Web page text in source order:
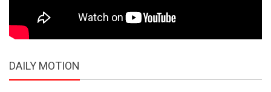
DAILY MOTION